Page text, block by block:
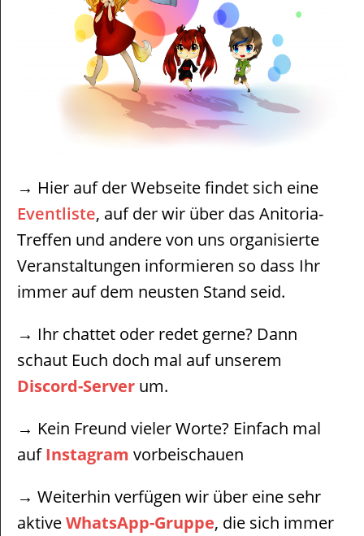
→ Hier auf der Webseite findet sich eine
Eventliste, auf der wir über das Anitoria-
Treffen und andere von uns organisierte
Veranstaltungen informieren so dass Ihr
immer auf dem neusten Stand seid.
→ Ihr chattet oder redet gerne? Dann
schaut Euch doch mal auf unserem
Discord-Server um.
→ Kein Freund vieler Worte? Einfach mal
aufInstagram vorbeischauen
→ Weiterhin verfügen wir über eine sehr
aktiveWhatsApp-Gruppe, die sich immer